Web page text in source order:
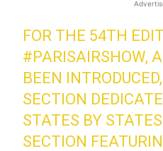
FOR THE 54TH
#PARISAIRSHOW,
BEEN
SECTION
STATES BY
SECTION